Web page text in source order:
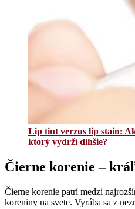
Lip tint verzus lip stain:
ktorý vydrží dlhšie?
Čierne korenie –
Čierne korenie patrí medzi
koreniny na svete. Vyrába sa z